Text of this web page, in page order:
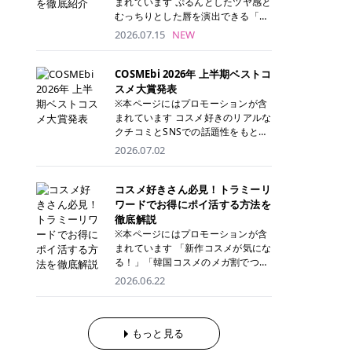
が多く、拭き取り後にそのまま部分
用パックとして使えるトナーパッド
も増えています。 一方、拭き取り化
粧水は液体タイプのため、コットン
整しやすく、お気に入りの化粧水を
使いたい方やコストを抑えて続けた
い方にもおすすめです。 トナーパッ
ドのメリット トナーパッドは、角質
ケア・保湿ケア・部分用パックまで
1枚で行える便利なスキンケアアイ
テムです。 ここでは、トナーパッド
す。 古い角質や皮脂汚れをやさしく
オフ トナーパッドを使用すること
で、洗顔だけでは落としきれない古
い角質や余分な皮脂汚れをやさしく
拭き取り、なめらかな肌へ整えま
す。 保湿ケアまで1枚でできる 保湿
成分を配合したトナーパッドなら、
ケアにもぴったりです。 部分パック
としても使える 多くのトナーパッド
は、乾燥が気になる頬や額、小鼻な
ら、コストパフォーマンスも重視し
たい方に！ メディオスターモノリス
メディオスターNeXT PRO 公式サイ
ト> レジーナクリニック 52,800円
(税込)/5回 99,000円(税込)/5回 ジェ
ントルシリーズを選べるため、脱毛
機にこだわりたい方におすすめ！ ジ
ェントルマックスプロ ジェントルマ
ックスプロプラス ジェントルレーズ
プロ ソプラノチタニウム 公式サイ
ト> エミナルクリニック 49,500円
(税込)/6回 93,500円(税込)/6回 エミ
定！月々払いも安くて通いやすい ク
リスタルプロ 公式サイト> リゼクリ
ニック 109,800円(税込)/5回 144,80
0円(税込)/5回 毛質に合わせて脱毛
機を選択可能！有効期限も5年と長
くマイペースに通いやすい ラシャ
メディオスターNeXT PRO ジェント
ルYAGプロ 公式サイト> ｜そもそも
うの？ 脱毛を考えたときに、まず悩
むのが「医療脱毛とエステ脱毛、ど
す。 これから手軽に全身医療脱毛を
後までチェックして、ご自身にぴっ
ください！ クリニック 全身＋VIO
全身＋VIO＋顔 特徴 脱毛器 詳細 フ
レイアクリニック 52,800円(税込)/5
回 94,600円(税込)/5回 肌への負担
に配慮しながら、コストパフォーマ
ンスも重視したい方に！ メディオス
ターモノリス メディオスターNeXT
PRO 公式サイト> レジーナクリニッ
ク 52,800円(税込)/5回 99,000円(税
込)/5回 ジェントルシリーズを選べ
るため、脱毛機にこだわりたい方に
おすすめ！ ジェントルマックスプロ
ジェントルマックスプロプラス ジェ
ントルレーズプロ ソプラノチタニウ
ム 公式サイト> エミナルクリニック
49,500円(税込)/6回 93,500円(税
込)/6回 エミナルクリニックの始め
通いやすい クリスタルプロ 公式サ
イト> リゼクリニック 109,800円(税
むっちりとした唇を演出できる「C
ANMAKE（キャンメイク）むちぷる
湿ケアも叶えられることから、SNS
でも話題の人気リップです。 「自分
にはどのカラーが似合う？」「イエ
ベ・ブルベ別のおすすめは？」と気
になっている方も多いのではないで
とともにご紹介！それぞれの色味や
なメイクに合うのかまで詳しく解説
します✨ ※メイクアップ効果による
CANMAKE むちぷるティントとは？
CANMAKE むちぷるティントは、テ
ィント・プランパー・保湿ケアを1
本で叶えるリップです。 するすると
塗れるなめらかなテクスチャーで、
縦ジワをカバーしながら、むっちり
としたツヤのある唇を演出します。
るため、乾燥しにくくデイリー使い
にもぴったり！ アイテム詳細を見る
2026.07.15 NEW
COSMEbi 2026年 上半期ベストコ
スメ大賞発表
※本ページにはプロモーションが含
まれています コスメ好きのリアルな
クチコミとSNSでの話題性をもとに
選出された、COSMEbi 2026年上半
た名品たちを、カテゴリ別にご紹介
します。 本記事では、2025年11月
～2026年4月までの半年間におい
て、COSMEbi内でのクチコミとSN
Sでの話題性を元に選出されたコス
メやスキンケアなどの化粧品を「総
国コスメ」に分けて1位～3位までを
ランキング形式で発表！ 2026年上
半期 総合大賞 AMUSE（アミュー
ズ）「 ジェルフィットグロス」 👑
「ジェルフィットグロス」の特徴 唇
2026.07.02
コスメ好きさん必見！トラミーリ
ワードでお得にポイ活する方法を
徹底解説
※本ページにはプロモーションが含
まれています 「新作コスメが気にな
る！」「韓国コスメのメガ割でつい
買いすぎてしまう……」 そんな美容
を少し工夫するだけでポイントを貯
められるため、コスメやスキンケア
にかかる費用を少しでも抑えたい方
2026.06.22
もっと見る